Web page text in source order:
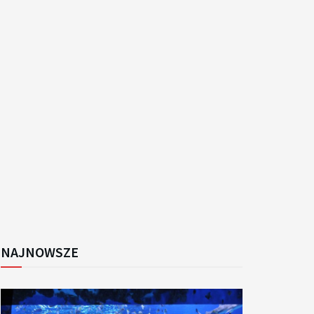
NAJNOWSZE